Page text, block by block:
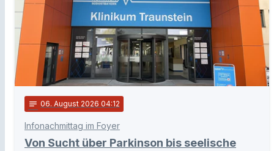
notes 06. August 2026 04:12
Infonachmittag im Foyer
Von Sucht über Parkinson bis seelische